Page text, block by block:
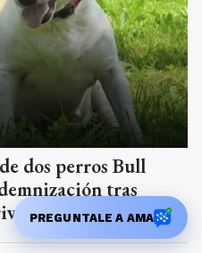
dos perros Bull
tras
PREGUNTALE A AMA